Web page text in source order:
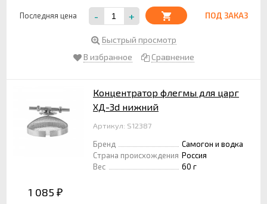
Последняя цена - + ПОД ЗАКАЗ
Быстрый просмотр
В избранное
Сравнение
Концентратор флегмы для царг
ХД-3d нижний
Артикул: S12387
Бренд
Самогон и водка
Страна происхождения Россия
Вес
60 г
1 085 ₽